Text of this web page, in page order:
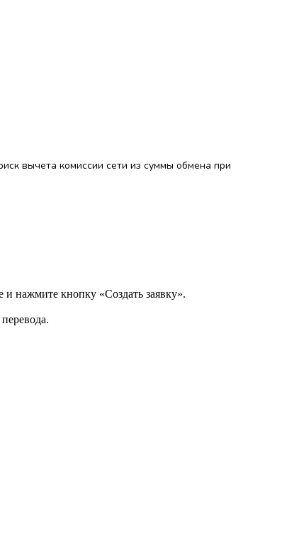
вычета комиссии сети из суммы обмена при
и нажмите кнопку «Создать заявку».